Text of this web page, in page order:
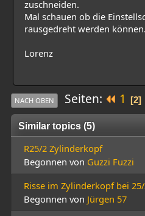
zuschneiden.
Mal schauen ob die
rausgedreht werden können.
Lorenz
NACH OBEN Seiten 1 2
Similar topics (5)
R25/2 Zylinderkopf
Begonnen von Guzzi Fuzzi
Risse im Zylinderkopf bei
Begonnen von Jürgen 57